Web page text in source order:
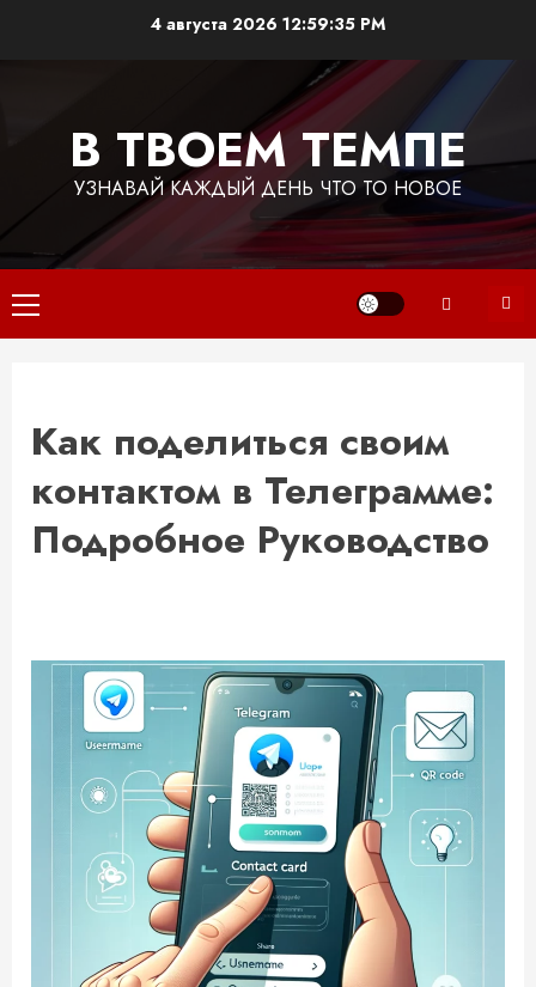
4 августа 2026 12:59:36 PM
В ТВОЕМ ТЕМПЕ
УЗНАВАЙ КАЖДЫЙ ДЕНЬ ЧТО ТО НОВОЕ
Основное
меню
Как поделиться своим
контактом в Телеграмме:
Подробное Руководство